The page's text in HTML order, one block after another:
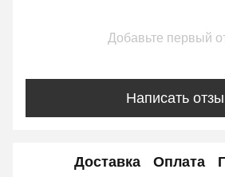
Добавьте первый
Написать
Доставка Оплата